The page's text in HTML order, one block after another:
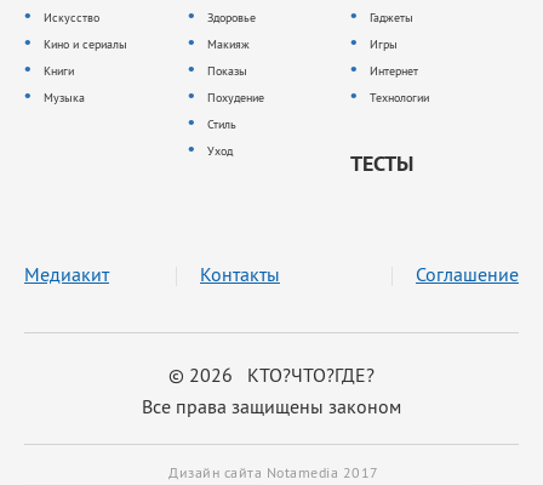
Искусство
Кино и сериалы
Книги
Музыка
Здоровье
Макияж
Показы
Похудение
Стиль
Уход
Гаджеты
Игры
Интернет
Технологии
ТЕСТЫ
© 2026 КТО?ЧТО?ГДЕ?
Все права защищены законом
Медиакит Контакты Соглашение
Дизайн сайта Notamedia 2017